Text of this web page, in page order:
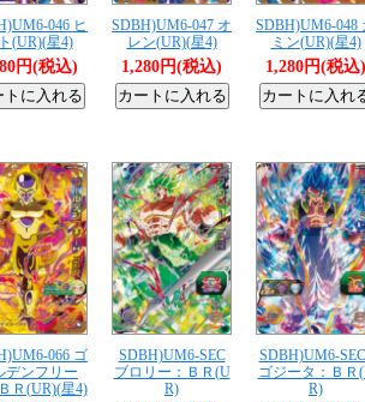
046 ヒ
(UR)(星4)
円(税込)
SDBH)UM6-047 オ
レン(UR)(星4)
1,280円(税込)
SDBH)UM6-048
ミン(UR)(星4)
1,280円(税込)
066 ゴ
デンフリー
Ｒ(UR)(星4)
SDBH)UM6-SEC
ブロリー：ＢＲ(U
R)
SDBH)UM6-
ゴジータ：ＢＲ
R)